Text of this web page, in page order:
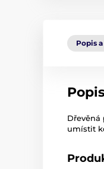
Popis
Dřevěná
umístit